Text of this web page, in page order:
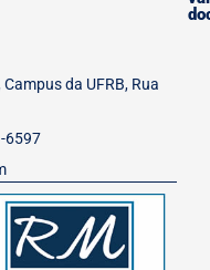
da UFRB, Rua
6597